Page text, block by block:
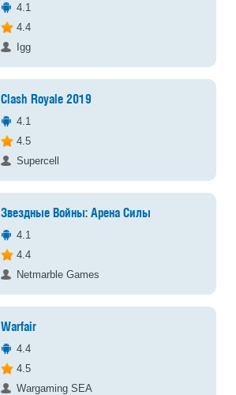
4.1
4.4
Igg
Clash Royale 2019
4.1
4.5
Supercell
Звездные Войны: Арена Силы
4.1
4.4
Netmarble Games
Warfair
4.4
4.5
Wargaming SEA